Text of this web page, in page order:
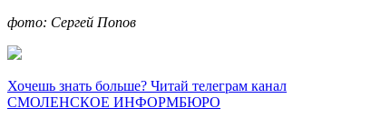
фото: Сергей Попов
Хочешь знать больше? Читай телеграм канал
СМОЛЕНСКОЕ ИНФОРМБЮРО